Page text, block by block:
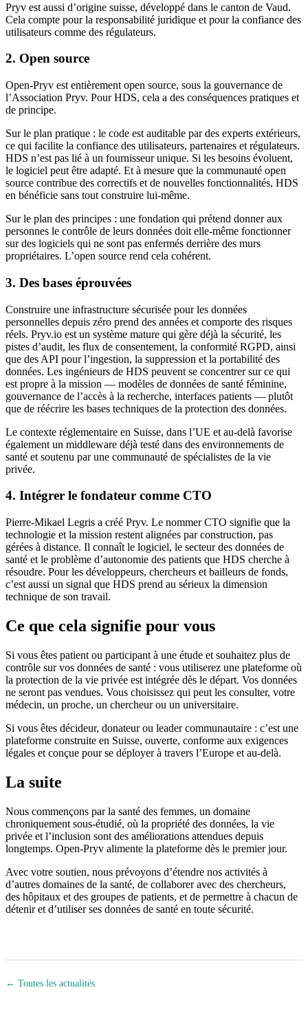
Pryv est aussi d’origine suisse, développé dans le canton de Vaud.
Cela compte pour la responsabilité juridique et pour la confiance des
utilisateurs comme des régulateurs.
2. Open source
Open-Pryv est entièrement open source, sous la gouvernance de
l’Association Pryv. Pour HDS, cela a des conséquences pratiques et
de principe.
Sur le plan pratique : le code est auditable par des experts extérieurs,
ce qui facilite la confiance des utilisateurs, partenaires et régulateurs.
HDS n’est pas lié à un fournisseur unique. Si les besoins évoluent,
le logiciel peut être adapté. Et à mesure que la communauté open
source contribue des correctifs et de nouvelles fonctionnalités, HDS
en bénéficie sans tout construire lui-même.
Sur le plan des principes : une fondation qui prétend donner aux
personnes le contrôle de leurs données doit elle-même fonctionner
sur des logiciels qui ne sont pas enfermés derrière des murs
propriétaires. L’open source rend cela cohérent.
3. Des bases éprouvées
Construire une infrastructure sécurisée pour les données
personnelles depuis zéro prend des années et comporte des risques
réels. Pryv.io est un système mature qui gère déjà la sécurité, les
pistes d’audit, les flux de consentement, la conformité RGPD, ainsi
que des API pour l’ingestion, la suppression et la portabilité des
données. Les ingénieurs de HDS peuvent se concentrer sur ce qui
est propre à la mission — modèles de données de santé féminine,
gouvernance de l’accès à la recherche, interfaces patients — plutôt
que de réécrire les bases techniques de la protection des données.
Le contexte réglementaire en Suisse, dans l’UE et au-delà favorise
également un middleware déjà testé dans des environnements de
santé et soutenu par une communauté de spécialistes de la vie
privée.
4. Intégrer le fondateur comme CTO
Pierre-Mikael Legris a créé Pryv. Le nommer CTO signifie que la
technologie et la mission restent alignées par construction, pas
gérées à distance. Il connaît le logiciel, le secteur des données de
santé et le problème d’autonomie des patients que HDS cherche à
résoudre. Pour les développeurs, chercheurs et bailleurs de fonds,
c’est aussi un signal que HDS prend au sérieux la dimension
technique de son travail.
Ce que cela signifie pour vous
Si vous êtes patient ou participant à une étude et souhaitez plus de
contrôle sur vos données de santé : vous utiliserez une plateforme où
la protection de la vie privée est intégrée dès le départ. Vos données
ne seront pas vendues. Vous choisissez qui peut les consulter, votre
médecin, un proche, un chercheur ou un universitaire.
Si vous êtes décideur, donateur ou leader communautaire : c’est une
plateforme construite en Suisse, ouverte, conforme aux exigences
légales et conçue pour se déployer à travers l’Europe et au-delà.
La suite
Nous commençons par la santé des femmes, un domaine
chroniquement sous-étudié, où la propriété des données, la vie
privée et l’inclusion sont des améliorations attendues depuis
longtemps. Open-Pryv alimente la plateforme dès le premier jour.
Avec votre soutien, nous prévoyons d’étendre nos activités à
d’autres domaines de la santé, de collaborer avec des chercheurs,
des hôpitaux et des groupes de patients, et de permettre à chacun de
détenir et d’utiliser ses données de santé en toute sécurité.
← Toutes les actualités